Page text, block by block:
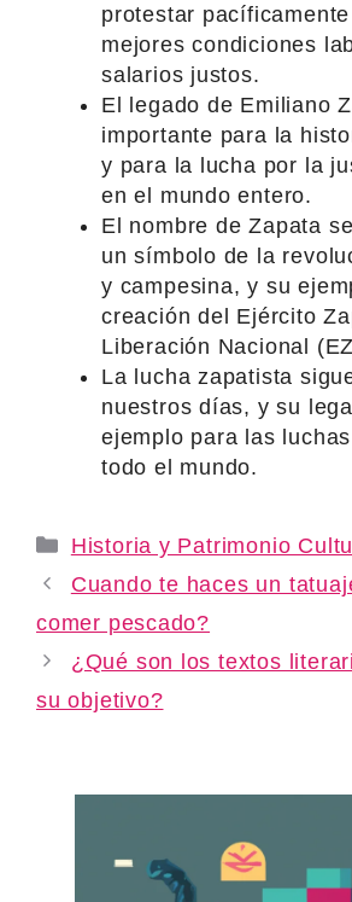
protestar
mejores condiciones
salarios justos.
El legado de Emiliano
importante para la
y para la lucha por la
en el mundo entero.
El nombre de Zapata
un símbolo de la
y campesina, y su
creación del Ejército
Liberación Nacional
La lucha zapatista
nuestros días, y su
ejemplo para las
todo el mundo.
Categories
Historia y Patrimonio
Cuando te haces un
comer pescado?
¿Qué son los textos
su objetivo?